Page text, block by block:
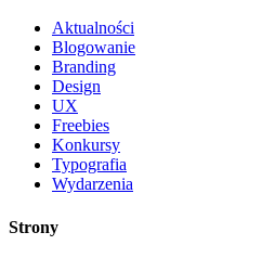
Aktualności
Blogowanie
Branding
Design
UX
Freebies
Konkursy
Typografia
Wydarzenia
Strony